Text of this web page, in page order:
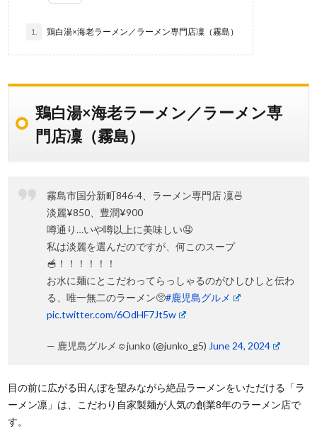
1. 鶏白湯×海老ラーメン／ラーメン専門店凜（霧島）
鶏白湯×海老ラーメン／ラーメン専
門店凜（霧島）
霧島市国分新町846-4、ラーメン専門店 凜🍜
淡麗¥850、豊潤¥900
噂通り…いや噂以上に美味しい🤤
私は淡麗を選んだのですが、何このスープ
🥣！！！！！！
お水に麺にとこだわってらっしゃるのがひしひしと伝わ
る、唯一無二のラーメン🥺#鹿児島グルメ
pic.twitter.com/6OdHF7Jt5w
— 鹿児島グルメ☺︎junko (@junko_g5) June 24, 2024
目の前に広がる田んぼを望みながら絶品ラーメンをいただける「ラ
ーメン凛」は、こだわり自家製麺が人気の創業8年のラーメン店で
す。